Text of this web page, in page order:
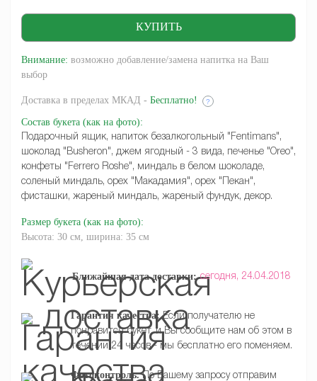
Внимание: возможно добавление/замена напитка на Ваш
выбор
Доставка в пределах МКАД - Бесплатно! ?
Состав букета (как на фото):
Подарочный ящик, напиток безалкогольный "Fentimans",
шоколад "Busheron", джем ягодный - 3 вида, печенье "Oreo",
конфеты "Ferrero Roshe", миндаль в белом шоколаде,
соленый миндаль, орех "Макадамия", орех "Пекан",
фисташки, жареный миндаль, жареный фундук, декор.
Размер букета (как на фото):
Высота: 30 см, ширина: 35 см
Ближайшая дата доставки: сегодня, 24.04.2018
Гарантия качества:Если получателю не
понравится букет, и Вы сообщите нам об этом в
течении 24 часов - мы бесплатно его поменяем.
Фотоконтроль.По Вашему запросу отправим